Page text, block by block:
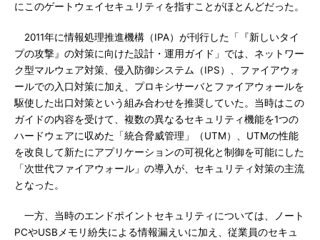
にこのゲートウェイセキュリティを指すことがほとんどだった。
2011年に情報処理推進機構（IPA）が刊行した「『新しいタイ
プの攻撃』の対策に向けた設計・運用ガイド」では、ネットワー
ク型マルウェア対策、侵入防御システム（IPS）、ファイアウォ
ールでの入口対策に加え、プロキシサーバとファイアウォールを
駆使した出口対策という組み合わせを推奨していた。当時はこの
ガイドの内容を受けて、複数の異なるセキュリティ機能を1つの
ハードウェアに収めた「統合脅威管理」（UTM）、UTMの性能
を改良して新たにアプリケーションの可視化と制御を可能にした
「次世代ファイアウォール」の導入が、セキュリティ対策の主流
となった。
一方、当時のエンドポイントセキュリティについては、ノート
PCやUSBメモリ紛失による情報漏えいに加え、従業員のセキュ